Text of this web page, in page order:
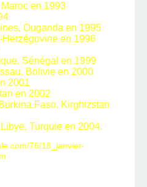
en 1993
Ouganda en 1995
en 1996
Sénégal en 1999
Bolivie en 2000
2001
en 2002
Faso, Kirghizstan
Turquie en 2004.
76/18_janvier-